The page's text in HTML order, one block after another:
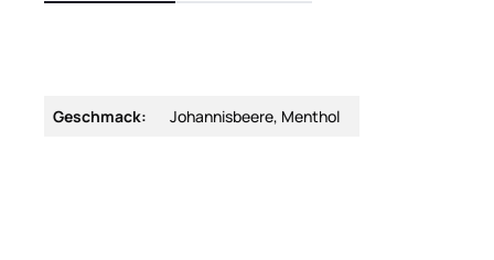
Geschmack: Johannisbeere, Menthol